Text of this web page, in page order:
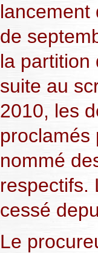
lancement
de
la partition
suite au
2010, les
proclamés
nommé
respectifs.
cessé
Le